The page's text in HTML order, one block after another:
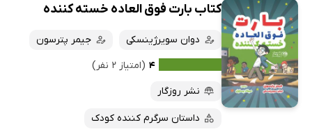
کتاب بارت فوق العاده خسته کننده
دوان سویرژینسکی
جیمر پترسون
۴ (امتیاز ۲ نفر)
نشر روزگار
داستان سرگرم کننده کودک